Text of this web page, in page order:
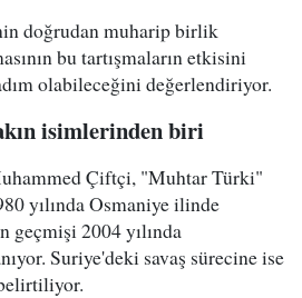
doğrudan muharip birlik
bu tartışmaların etkisini
olabileceğini değerlendiriyor.
isimlerinden biri
Çiftçi, "Muhtar Türki"
yılında Osmaniye ilinde
geçmişi 2004 yılında
Suriye'deki savaş sürecine ise